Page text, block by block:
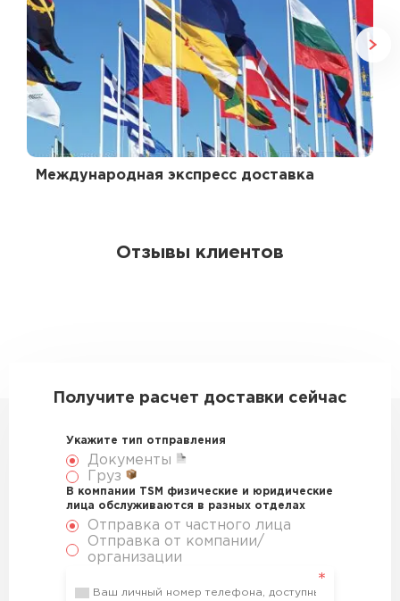
Международная экспресс доставка
Отзывы клиентов
Получите расчет доставки сейчас
Укажите тип отправления
Документы
Груз
В компании TSM физические и юридические
лица обслуживаются в разных отделах
Отправка от частного лица
Отправка от компании/
организации